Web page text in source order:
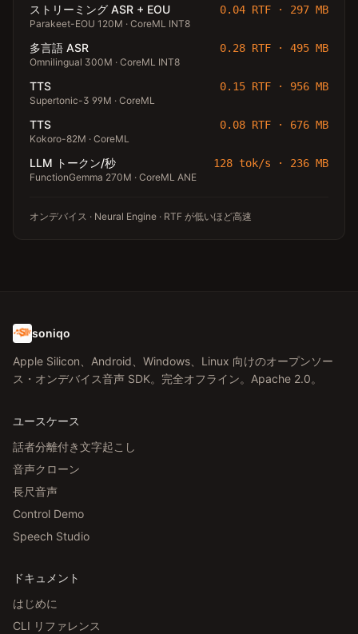
ストリーミング ASR + EOU
Parakeet-EOU 120M · CoreML INT8
0.04 RTF · 297 MB
多言語 ASR
Omnilingual 300M · CoreML INT8
0.28 RTF · 495 MB
TTS
Supertonic-3 99M · CoreML
0.15 RTF · 956 MB
TTS
Kokoro-82M · CoreML
0.08 RTF · 676 MB
LLM トークン/秒
FunctionGemma 270M · CoreML ANE
128 tok/s · 236 MB
オンデバイス · Neural Engine · RTF が低いほど高速
soniqo
Apple Silicon、Android、Windows、Linux 向けのオープンソー
ス・オンデバイス音声 SDK。完全オフライン。Apache 2.0。
ユースケース
話者分離付き文字起こし
音声クローン
長尺音声
Control Demo
Speech Studio
ドキュメント
はじめに
CLI リファレンス